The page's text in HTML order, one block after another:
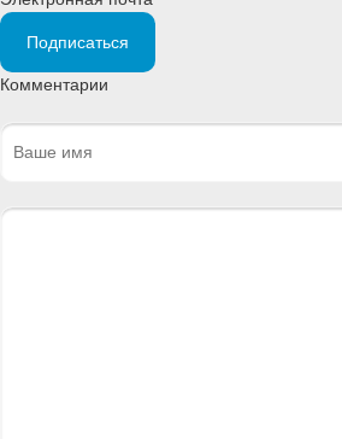
Подписаться
Комментарии